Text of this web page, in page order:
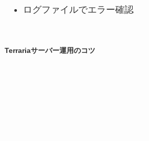
ログファイルでエラー確認
Terrariaサーバー運用のコツ